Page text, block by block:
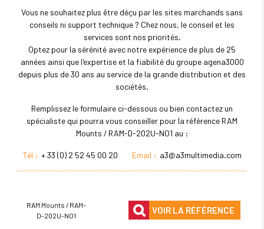
Vous ne souhaitez plus être déçu par les sites marchands sans
conseils ni support technique ? Chez nous, le conseil et les
services sont nos priorités.
Optez pour la sérénité avec notre expérience de plus de 25
années ainsi que l'expertise et la fiabilité du groupe agena3000
depuis plus de 30 ans au service de la grande distribution et des
sociétés.
Remplissez le formulaire ci-dessous ou bien contactez un
spécialiste qui pourra vous conseiller pour la référence RAM
Mounts / RAM-D-202U-NO1 au :
Tél : + 33 (0) 2 52 45 00 20 Email : a3@a3multimedia.com
RAM Mounts / RAM-
D-202U-NO1
VOIR LA RÉFÉRENCE